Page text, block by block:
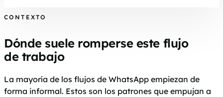
CONTEXTO
Dónde suele romperse este flujo
de trabajo
La mayoría de los flujos de WhatsApp empiezan de
forma informal. Estos son los patrones que empujan a